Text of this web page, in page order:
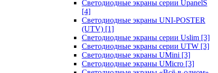
Светодиодные экраны серии UpanelS
[4]
Светодиодные экраны UNI-POSTER
(UTV) [1]
Светодиодные экраны серии Uslim [3]
Светодиодные экраны серии UTW [3]
Светодиодные экраны UMini [3]
Светодиодные экраны UMicro [3]